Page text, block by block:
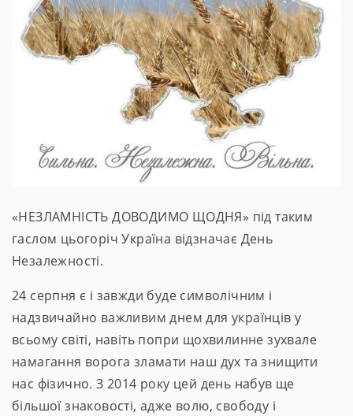
«НЕЗЛАМНІСТЬ ДОВОДИМО ЩОДНЯ» під таким
гаслом цьогоріч Україна відзначає День
Незалежності.
24 серпня є і завжди буде символічним і
надзвичайно важливим днем для українців у
всьому світі, навіть попри щохвилинне зухвале
намагання ворога зламати наш дух та знищити
нас фізично. З 2014 року цей день набув ще
більшої знаковості, адже волю, свободу і